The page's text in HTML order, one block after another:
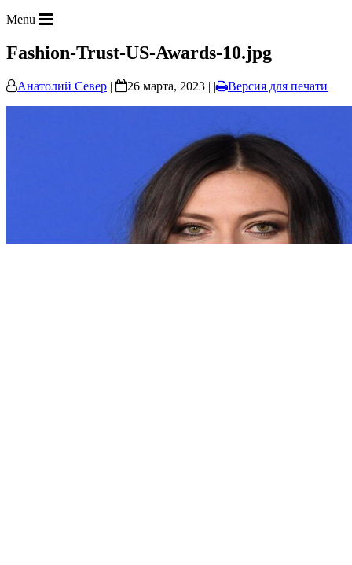
Menu
Fashion-Trust-US-Awards-10.jpg
Анатолий Север | 26 марта, 2023 | | Версия для печати